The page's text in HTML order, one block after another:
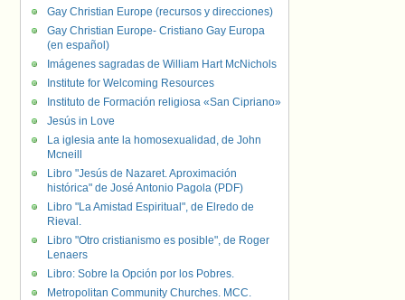
Gay Christian Europe (recursos y direcciones)
Gay Christian Europe- Cristiano Gay Europa
(en español)
Imágenes sagradas de William Hart McNichols
Institute for Welcoming Resources
Instituto de Formación religiosa «San Cipriano»
Jesús in Love
La iglesia ante la homosexualidad, de John
Mcneill
Libro "Jesús de Nazaret. Aproximación
histórica" de José Antonio Pagola (PDF)
Libro "La Amistad Espiritual", de Elredo de
Rieval.
Libro "Otro cristianismo es posible", de Roger
Lenaers
Libro: Sobre la Opción por los Pobres.
Metropolitan Community Churches. MCC.